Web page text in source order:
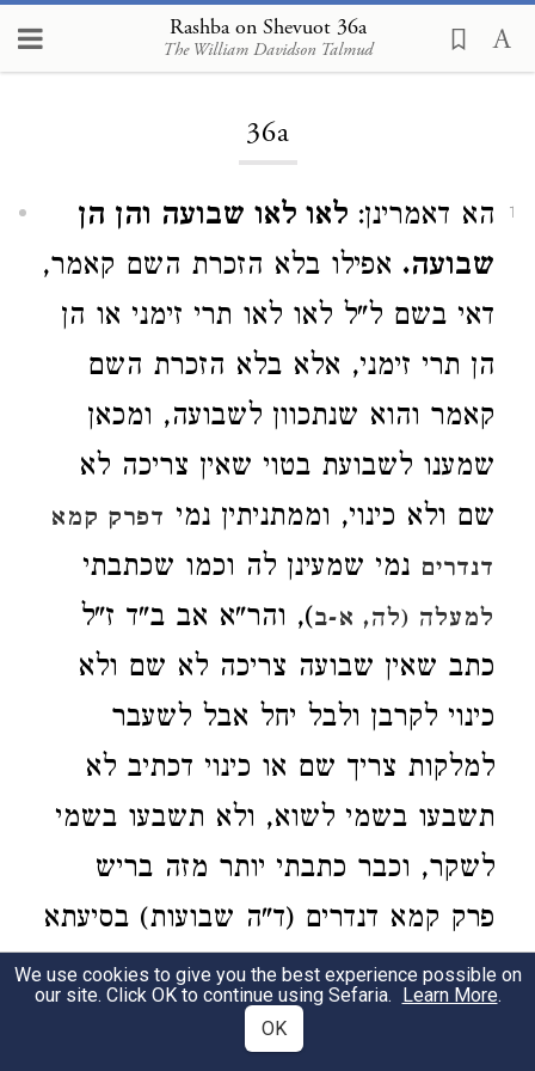
Rashba on Shevuot 36a
The William Davidson Talmud
Loading...
36a
1 הא דאמרינן: לאו לאו שבועה והן הן
שבועה. אפילו בלא הזכרת השם קאמר,
דאי בשם ל"ל לאו לאו תרי זימני או הן
הן תרי זימני, אלא בלא הזכרת השם
קאמר והוא שנתכוון לשבועה, ומכאן
שמענו לשבועת בטוי שאין צריכה לא
שם ולא כינוי, וממתניתין נמי דפרק קמא
דנדרים נמי שמעינן לה וכמו שכתבתי
למעלה (לה, א-ב), והר"א אב ב"ד ז"ל
כתב שאין שבועה צריכה לא שם ולא
כינוי לקרבן ולבל יחל אבל לשעבר
למלקות צריך שם או כינוי דכתיב לא
תשבעו בשמי לשוא, ולא תשבעו בשמי
לשקר, וכבר כתבתי יותר מזה בריש
פרק קמא דנדרים (ד"ה שבועות) בסיעתא
דשמיא.
השתא דתנן הכי ואמר רב יצחק ותני
We use cookies to give you the best experience possible on
our site. Click OK to continue using Sefaria. Learn More.
OK